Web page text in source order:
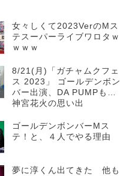
女々しくて2023VerのMス
テスーパーライブワロタｗ
ｗｗｗ
8/21(月)「ガチャムクフェ
ス 2023」 ゴールデンボン
バー出演、DA PUMPも…
神宮花火の思い出
ゴールデンボンバーMス
テ！と、４人でやる理由
夢に淳くん出てきた 他も